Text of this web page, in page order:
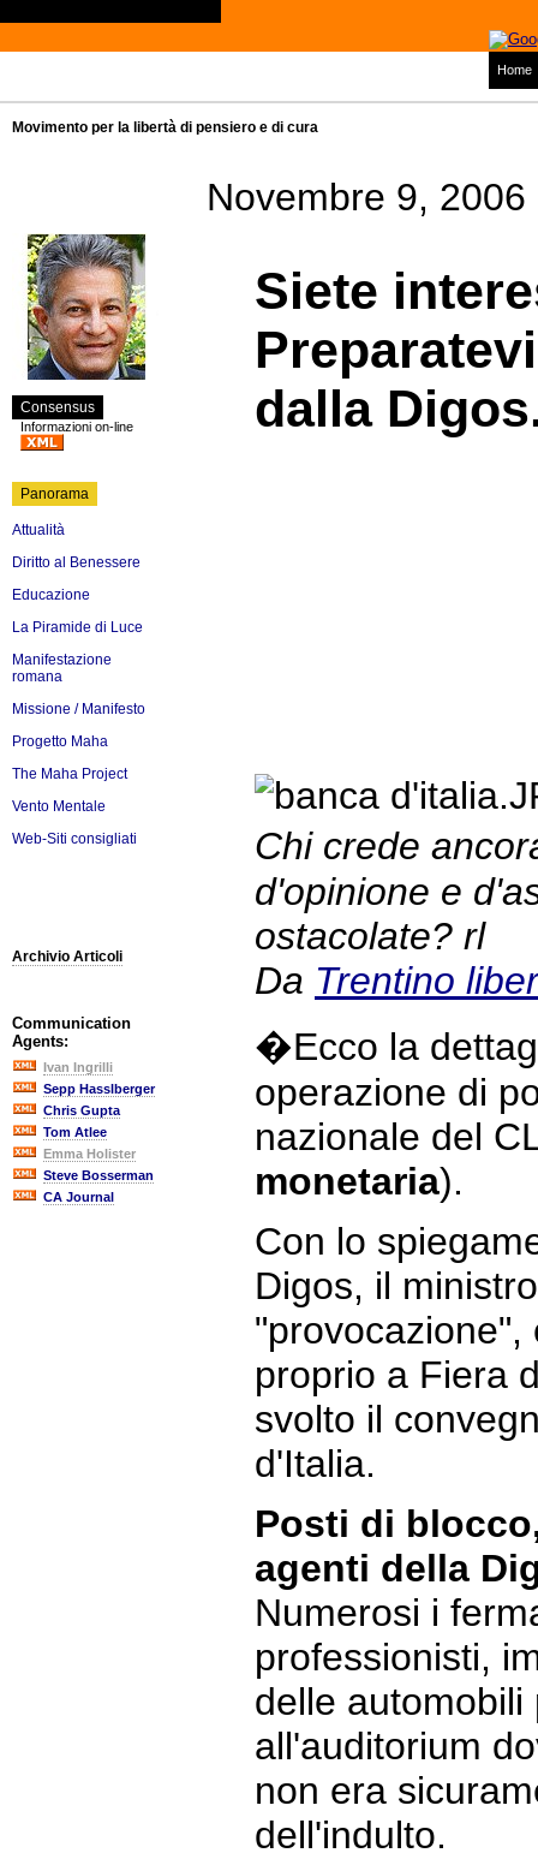
Home
Movimento per la libertà di pensiero e di cura
Consensus
Informazioni on-line
Panorama
Attualità
Diritto al Benessere
Educazione
La Piramide di Luce
Manifestazione
romana
Missione / Manifesto
Progetto Maha
The Maha Project
Vento Mentale
Web-Siti consigliati
Archivio Articoli
Communication
Agents:
Ivan Ingrilli
Sepp Hasslberger
Chris Gupta
Tom Atlee
Emma Holister
Steve Bosserman
CA Journal
Novembre 9, 2006
Siete
dalla
Chi crede
d'opinione e
ostacolate? rl
Da Trentino
�Ecco la
operazione di
nazionale del
monetaria).
Con lo
Digos, il
"provocazione",
proprio a Fiera
svolto il
d'Italia.
Posti di
agenti della
Numerosi i
professionisti,
delle
all'auditorium
non era
dell'indulto.